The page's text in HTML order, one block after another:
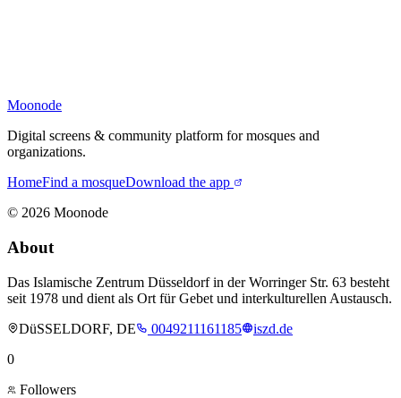
Moonode
Digital screens & community platform for mosques and
organizations.
HomeFind a mosqueDownload the app
© 2026 Moonode
About
Das Islamische Zentrum Düsseldorf in der Worringer Str. 63 besteht
seit 1978 und dient als Ort für Gebet und interkulturellen Austausch.
DüSSELDORF, DE
0049211161185
iszd.de
0
Followers